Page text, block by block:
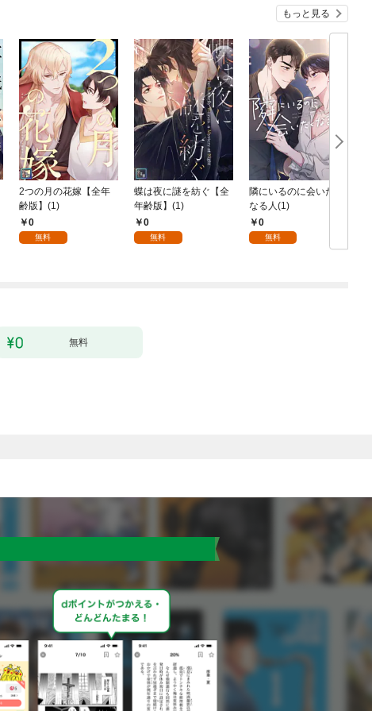
もっと見る
2つの月の花嫁【全年
齢版】(1)
0
無料
蝶は夜に謎を紡ぐ【全
年齢版】(1)
0
無料
隣にいるのに会いたく
なる人(1)
0
無料
無料